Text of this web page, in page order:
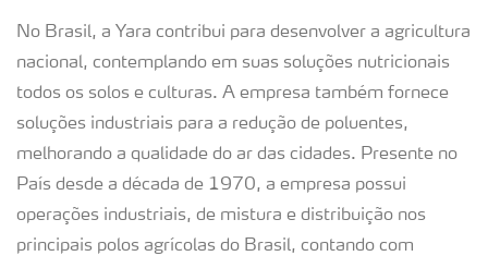
No Brasil, a Yara contribui para desenvolver a agricultura
nacional, contemplando em suas soluções nutricionais
todos os solos e culturas. A empresa também fornece
soluções industriais para a redução de poluentes,
melhorando a qualidade do ar das cidades. Presente no
País desde a década de 1970, a empresa possui
operações industriais, de mistura e distribuição nos
principais polos agrícolas do Brasil, contando com